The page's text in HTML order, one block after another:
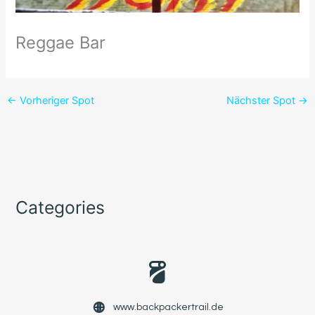
Reggae Bar
← Vorheriger Spot Nächster Spot →
Categories
www.backpackertrail.de